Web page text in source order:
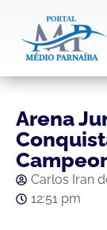
Arena
Carlos Iran
12:51 pm